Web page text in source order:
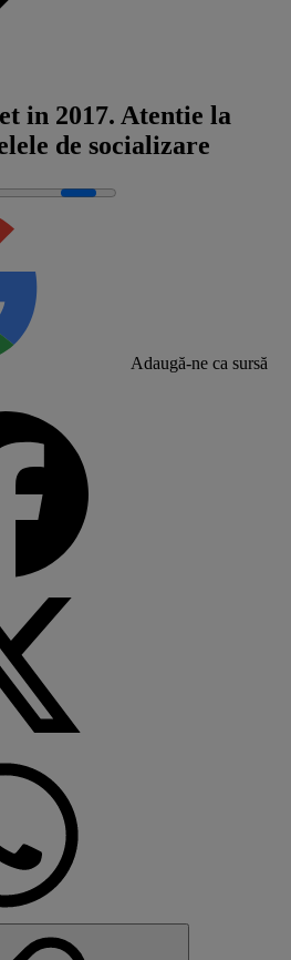
in 2017. Atentie la
de socializare
Adaugă-ne ca sursă